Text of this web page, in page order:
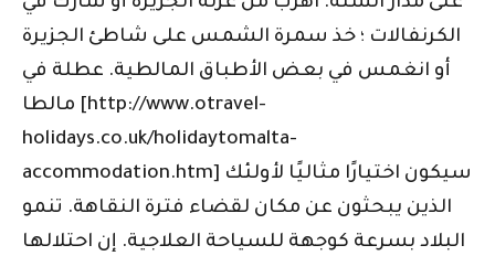
الكرنفالات ؛ خذ سمرة الشمس على شاطئ الجزيرة
أو انغمس في بعض الأطباق المالطية. عطلة في
مالطا [http://www.otravel-
holidays.co.uk/holidaytomalta-
accommodation.htm] سيكون اختيارًا مثاليًا لأولئك
الذين يبحثون عن مكان لقضاء فترة النقاهة. تنمو
البلاد بسرعة كوجهة للسياحة العلاجية. إن احتلالها